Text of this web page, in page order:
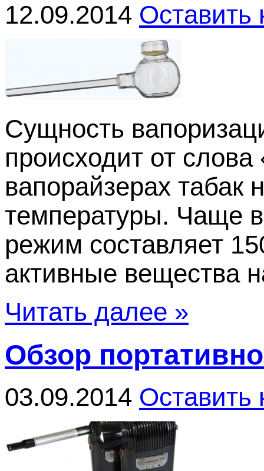
12.09.2014 Оставить
Сущность
происходит от
вапорайзерах табак
температуры. Чаще
режим составляет
активные вещества
Читать далее »
Обзор
03.09.2014 Оставить